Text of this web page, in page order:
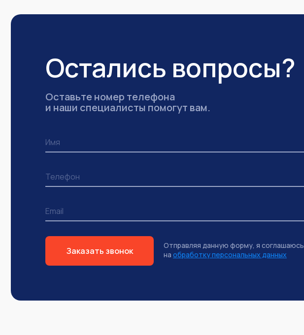
Остались вопросы?
Оставьте номер телефона
и наши специалисты помогут вам.
Заказать звонок
Отправляя данную форму, я соглашаюсь
на обработку персональных данных